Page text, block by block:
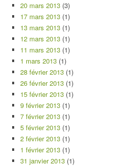
20 mars 2013 (3)
17 mars 2013 (1)
13 mars 2013 (1)
12 mars 2013 (1)
11 mars 2013 (1)
1 mars 2013 (1)
28 février 2013 (1)
26 février 2013 (1)
15 février 2013 (1)
9 février 2013 (1)
7 février 2013 (1)
5 février 2013 (1)
2 février 2013 (1)
1 février 2013 (1)
31 janvier 2013 (1)